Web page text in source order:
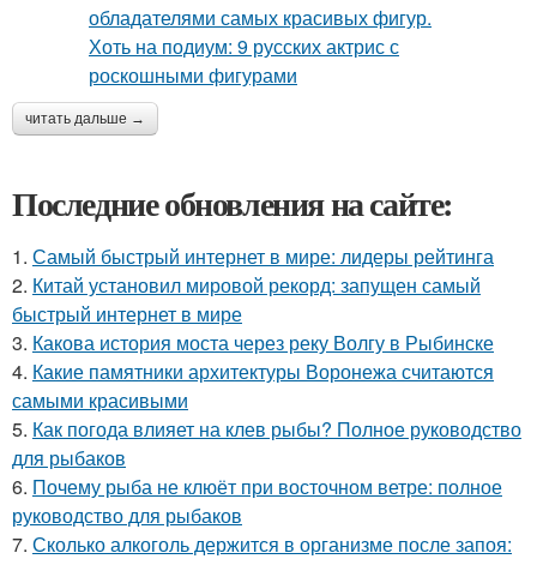
читать дальше →
Последние обновления на сайте:
1. Самый быстрый интернет в мире: лидеры рейтинга
2. Китай установил мировой рекорд: запущен самый
быстрый интернет в мире
3. Какова история моста через реку Волгу в Рыбинске
4. Какие памятники архитектуры Воронежа считаются
самыми красивыми
5. Как погода влияет на клев рыбы? Полное руководство
для рыбаков
6. Почему рыба не клюёт при восточном ветре: полное
руководство для рыбаков
7. Сколько алкоголь держится в организме после запоя: